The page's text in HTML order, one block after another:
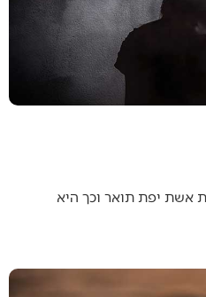
אשת יפת תואר וכך היא